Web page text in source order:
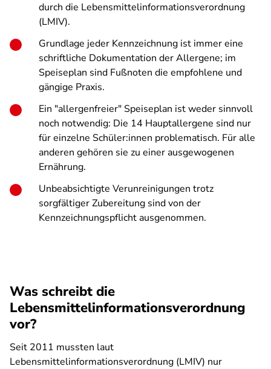
durch die Lebensmittelinformationsverordnung
(LMIV).
Grundlage jeder Kennzeichnung ist immer eine
schriftliche Dokumentation der Allergene; im
Speiseplan sind Fußnoten die empfohlene und
gängige Praxis.
Ein "allergenfreier" Speiseplan ist weder sinnvoll
noch notwendig: Die 14 Hauptallergene sind nur
für einzelne Schüler:innen problematisch. Für alle
anderen gehören sie zu einer ausgewogenen
Ernährung.
Unbeabsichtigte Verunreinigungen trotz
sorgfältiger Zubereitung sind von der
Kennzeichnungspflicht ausgenommen.
Was schreibt die
Lebensmittelinformationsverordnung
vor?
Seit 2011 mussten laut
Lebensmittelinformationsverordnung (LMIV) nur